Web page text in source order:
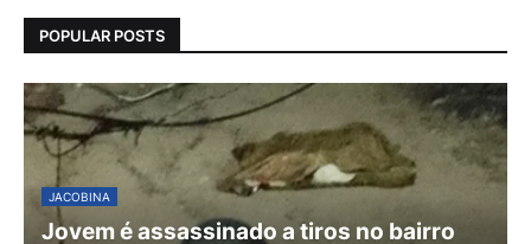
POPULAR POSTS
JACOBINA
Jovem é assassinado a tiros no bairro